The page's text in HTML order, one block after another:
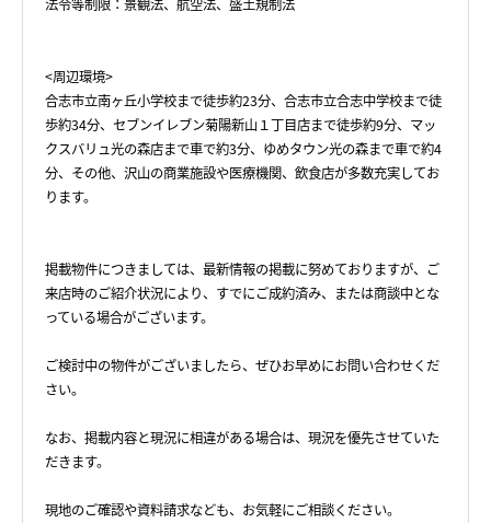
法令等制限：景観法、航空法、盛土規制法
<周辺環境>
合志市立南ヶ丘小学校まで徒歩約23分、合志市立合志中学校まで徒
歩約34分、セブンイレブン菊陽新山１丁目店まで徒歩約9分、マッ
クスバリュ光の森店まで車で約3分、ゆめタウン光の森まで車で約4
分、その他、沢山の商業施設や医療機関、飲食店が多数充実してお
ります。
掲載物件につきましては、最新情報の掲載に努めておりますが、ご
来店時のご紹介状況により、すでにご成約済み、または商談中とな
っている場合がございます。
ご検討中の物件がございましたら、ぜひお早めにお問い合わせくだ
さい。
なお、掲載内容と現況に相違がある場合は、現況を優先させていた
だきます。
現地のご確認や資料請求なども、お気軽にご相談ください。